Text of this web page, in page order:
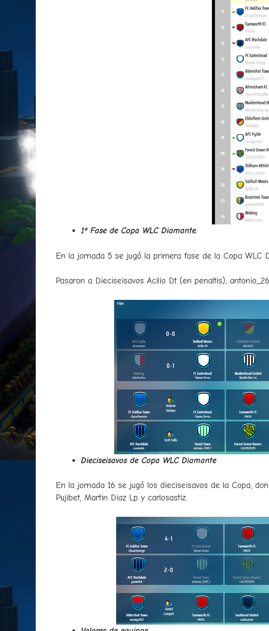
1ª Fase de Copa WLC Diamante.
En la jornada 5 se jugó la primera fase de la Copa WLC
Pasaron a Dieciseisavos Acilio Dt (en penaltis),
Dieciseisavos de Copa WLC Diamante
En la jornada 16 se jugó los dieciseisavos de la Copa,
Pujibet, Martin Diaz Lp y carlosastiz.